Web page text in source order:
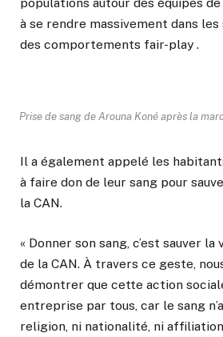
à se rendre massivement dans
des comportements fair-play .
Prise de sang de Arouna Koné après la
Il a également appelé les
à faire don de leur sang pour
la CAN.
« Donner son sang, c’est sauver la
de la CAN. À travers ce geste,
démontrer que cette action
entreprise par tous, car le sang
religion, ni nationalité, ni